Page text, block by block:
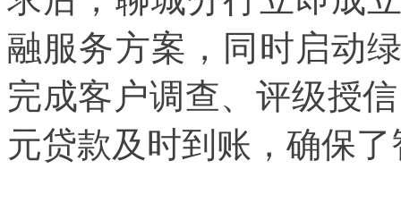
融服务方案，同时启动
完成客户调查、评级授
元贷款及时到账，确保